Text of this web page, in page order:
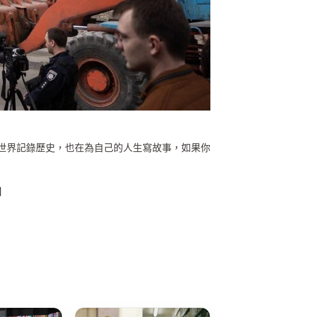
界記錄歷史，也在為自己的人生寫故事，如果你